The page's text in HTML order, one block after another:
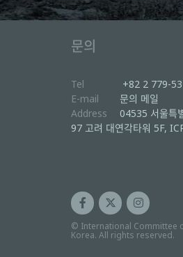
문의
Tel
+82 2 779-
E-mail
문의 메일
Address
04535 서울특
97 고려 대연각타워 5F,
© International Committee
Korea. All rights reserved.